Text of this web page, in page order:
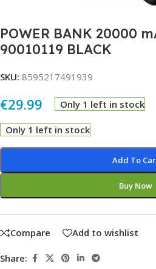
POWER BANK 20000
90010119 BLACK
SKU: 8595217491939
€29.99 Only 1 left in stock
Only 1 left in stock
Add To
Buy Now
Compare Add to wishlist
Share: